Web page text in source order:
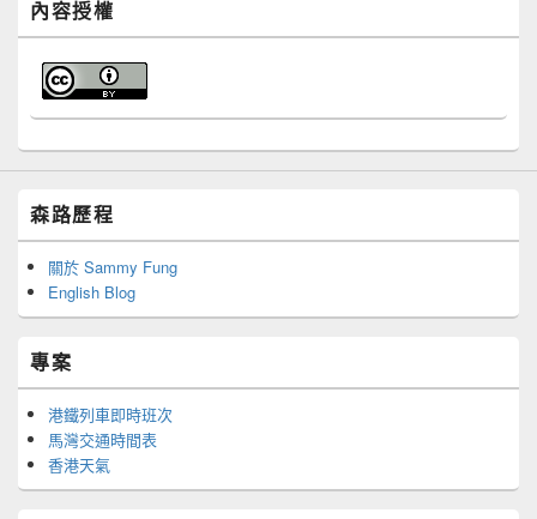
內容授權
森路歷程
關於 Sammy Fung
English Blog
專案
港鐵列車即時班次
馬灣交通時間表
香港天氣